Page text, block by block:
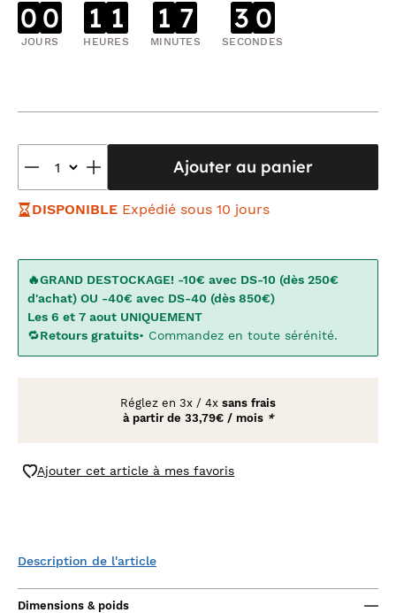
0 0
JOURS
1 1
HEURES
1 7
MINUTES
3 0
SECONDES
Ajouter au panier
DISPONIBLE Expédié sous 10 jours
🔥GRAND DESTOCKAGE! -10€ avec DS-10 (dès 250€
d'achat) OU -40€ avec DS-40 (dès 850€)
Les 6 et 7 aout UNIQUEMENT
🔁Retours gratuits• Commandez en toute sérénité.
Réglez en 3x / 4x sans frais
à partir de 33,79€ / mois *
Ajouter cet article à mes favoris
Description de l'article
Dimensions & poids